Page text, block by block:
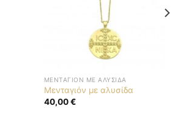
ΜΕΝΤΑΓΙΌΝ ΜΕ ΑΛΥΣΊΔΑ
Μενταγιόν με αλυσίδα
40,00€